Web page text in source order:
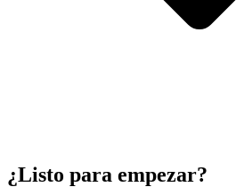
¿Listo para empezar?